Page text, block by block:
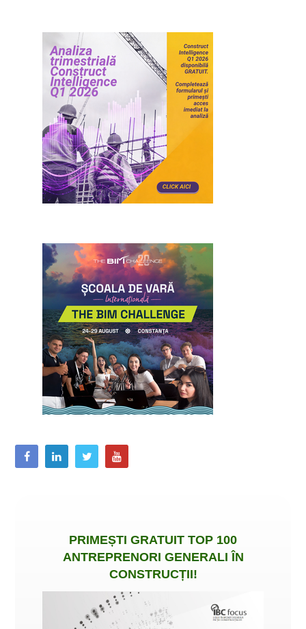
PRIMEȘTI GRATUIT TOP 100
ANTREPRENORI GENERALI ÎN
CONSTRUCȚII!